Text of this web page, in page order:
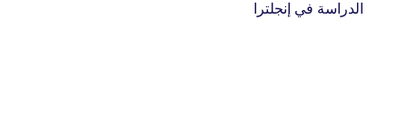
الدراسة في إنجلترا